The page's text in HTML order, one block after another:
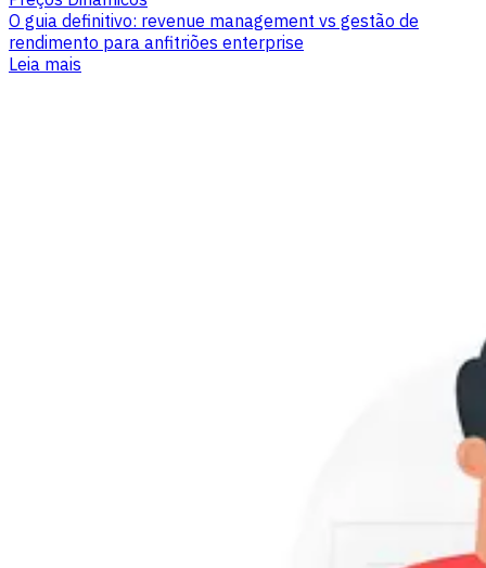
O guia definitivo: revenue management vs gestão de
rendimento para anfitriões enterprise
Leia mais